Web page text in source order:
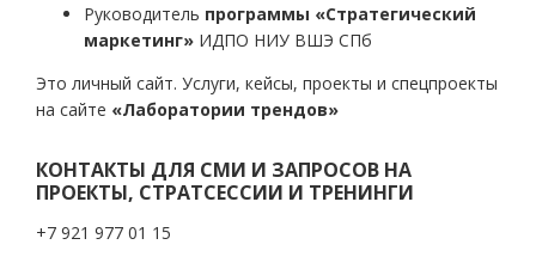
Руководитель программы «Стратегический
маркетинг» ИДПО НИУ ВШЭ СПб
Это личный сайт. Услуги, кейсы, проекты и спецпроекты
на сайте «Лаборатории трендов»
КОНТАКТЫ ДЛЯ СМИ И ЗАПРОСОВ НА
ПРОЕКТЫ, СТРАТСЕССИИ И ТРЕНИНГИ
+7 921 977 01 15